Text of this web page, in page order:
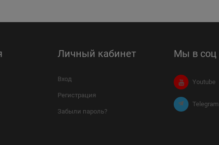
Личный кабинет
Вход
Регистрация
Забыли пароль?
Мы в соц
Youtube
Telegram